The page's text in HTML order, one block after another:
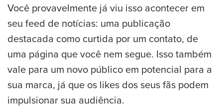
Você provavelmente já viu isso acontecer em
seu feed de notícias: uma publicação
destacada como curtida por um contato, de
uma página que você nem segue. Isso também
vale para um novo público em potencial para a
sua marca, já que os likes dos seus fãs podem
impulsionar sua audiência.